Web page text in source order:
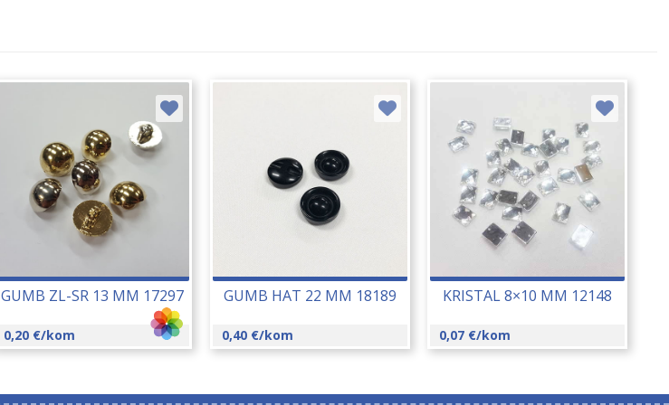
GUMB ZL-SR 13 MM 17297
0,20 €/kom
GUMB HAT 22 MM 18189
0,40 €/kom
KRISTAL 8×10 MM 12148
0,07 €/kom